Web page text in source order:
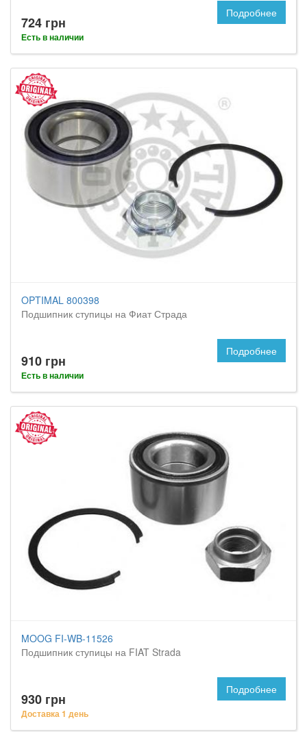
724 грн
Есть в наличии
Подробнее
OPTIMAL 800398
Подшипник ступицы на Фиат Страда
910 грн
Есть в наличии
Подробнее
MOOG FI-WB-11526
Подшипник ступицы на FIAT Strada
930 грн
Доставка 1 день
Подробнее